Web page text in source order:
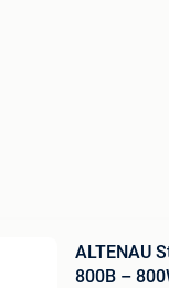
ALTENAU
800B –